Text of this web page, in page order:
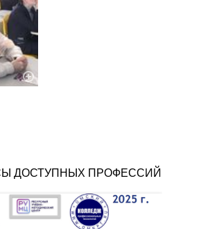
ДОСТУПНЫХ ПРОФЕССИЙ